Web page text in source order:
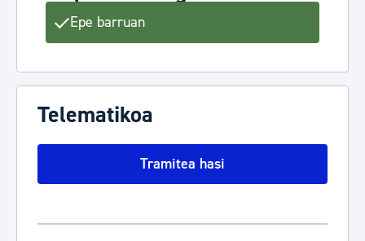
Epe barruan
Telematikoa
Tramitea hasi